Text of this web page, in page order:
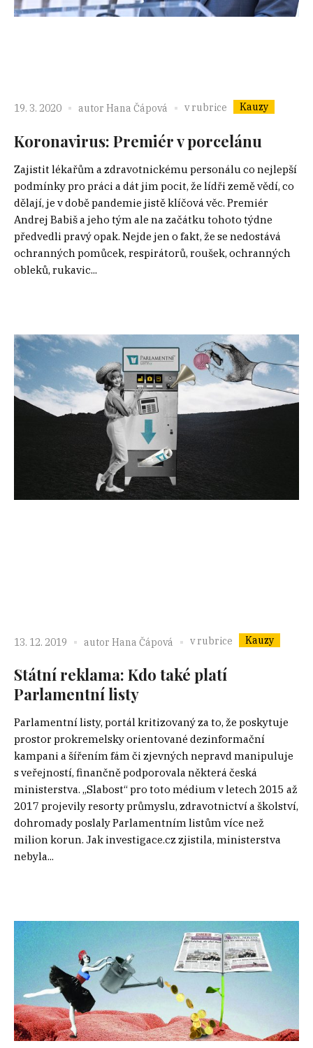
19. 3. 2020 autor Hana Čápová v rubrice Kauzy
Koronavirus: Premiér v porcelánu
Zajistit lékařům a zdravotnickému personálu co nejlepší
podmínky pro práci a dát jim pocit, že lídři země vědí, co
dělají, je v době pandemie jistě klíčová věc. Premiér
Andrej Babiš a jeho tým ale na začátku tohoto týdne
předvedli pravý opak. Nejde jen o fakt, že se nedostává
ochranných pomůcek, respirátorů, roušek, ochranných
obleků, rukavic...
13. 12. 2019 autor Hana Čápová v rubrice Kauzy
Státní reklama: Kdo také platí
Parlamentní listy
Parlamentní listy, portál kritizovaný za to, že poskytuje
prostor prokremelsky orientované dezinformační
kampani a šířením fám či zjevných nepravd manipuluje
s veřejností, finančně podporovala některá česká
ministerstva. „Slabost“ pro toto médium v letech 2015 až
2017 projevily resorty průmyslu, zdravotnictví a školství,
dohromady poslaly Parlamentním listům více než
milion korun. Jak investigace.cz zjistila, ministerstva
nebyla...